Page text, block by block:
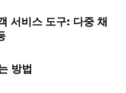
서비스 도구: 다중 채
방법